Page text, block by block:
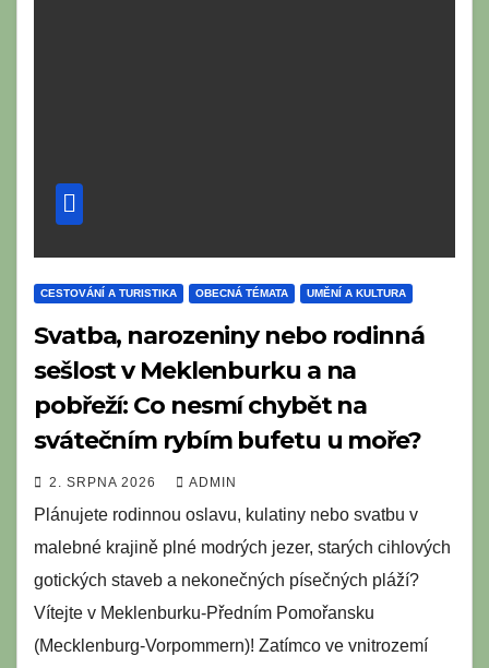
CESTOVÁNÍ A TURISTIKA OBECNÁ TÉMATA UMĚNÍ A KULTURA
Svatba, narozeniny nebo rodinná
sešlost v Meklenburku a na
pobřeží: Co nesmí chybět na
svátečním rybím bufetu u moře?
2. SRPNA 2026 ADMIN
Plánujete rodinnou oslavu, kulatiny nebo svatbu v
malebné krajině plné modrých jezer, starých cihlových
gotických staveb a nekonečných písečných pláží?
Vítejte v Meklenburku-Předním Pomořansku
(Mecklenburg-Vorpommern)! Zatímco ve vnitrozemí